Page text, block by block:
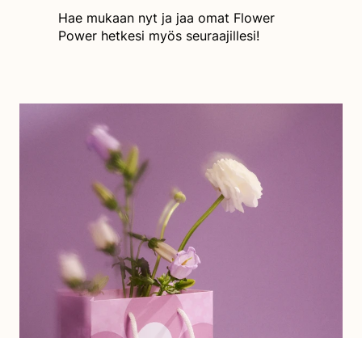
Hae mukaan nyt ja jaa omat Flower
Power hetkesi myös seuraajillesi!